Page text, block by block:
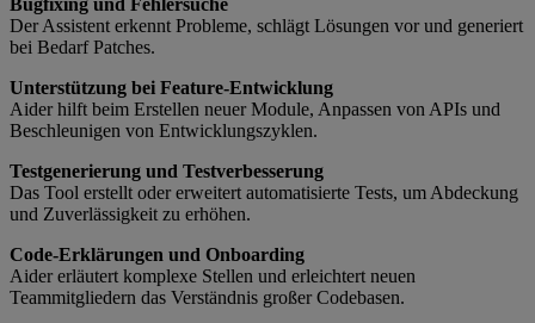
Bugfixing und Fehlersuche
Der Assistent erkennt Probleme, schlägt Lösungen vor und generiert
bei Bedarf Patches.
Unterstützung bei Feature-Entwicklung
Aider hilft beim Erstellen neuer Module, Anpassen von APIs und
Beschleunigen von Entwicklungszyklen.
Testgenerierung und Testverbesserung
Das Tool erstellt oder erweitert automatisierte Tests, um Abdeckung
und Zuverlässigkeit zu erhöhen.
Code-Erklärungen und Onboarding
Aider erläutert komplexe Stellen und erleichtert neuen
Teammitgliedern das Verständnis großer Codebasen.